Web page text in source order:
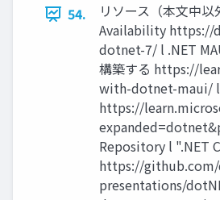
54.
リソース（本⽂中
Availability https://
dotnet-7/ l .NET
構築する https://
with-dotnet-maui/ l
https://
Repository l ".NET
https://
presentations/